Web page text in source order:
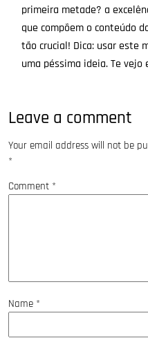
primeira metade? a
que compõem o conteúdo
tão crucial! Dica: usar este
uma péssima ideia. Te vejo
Leave a comment
Your email address will not be
*
Comment *
Name *